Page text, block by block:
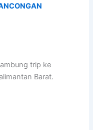
trip ke
Barat.